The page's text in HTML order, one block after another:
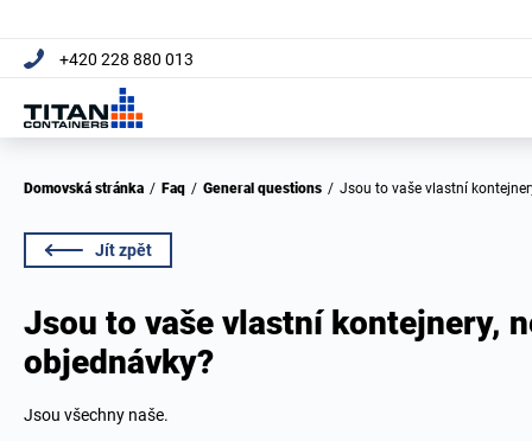
+420 228 880 013
Domovská stránka / Faq / General questions / Jsou to vaše vlastní
Jít zpět
Jsou to vaše vlastní kontejnery,
objednávky?
Jsou všechny naše.